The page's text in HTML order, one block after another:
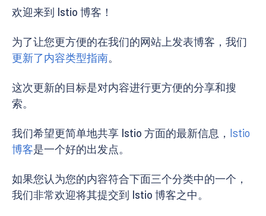
欢迎来到 Istio 博客！
为了让您更方便的在我们的网站上发表博客，我们
更新了内容类型指南。
这次更新的目标是对内容进行更方便的分享和搜
索。
我们希望更简单地共享 Istio 方面的最新信息， Istio
博客是一个好的出发点。
如果您认为您的内容符合下面三个分类中的一个，
我们非常欢迎将其提交到 Istio 博客之中。